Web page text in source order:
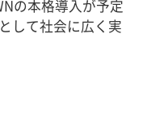
の本格導入が予定
して社会に広く実